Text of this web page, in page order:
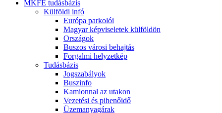
MKFE tudásbázis
Külföldi infó
Európa parkolói
Magyar képviseletek külföldön
Országok
Buszos városi behajtás
Forgalmi helyzetkép
Tudásbázis
Jogszabályok
Buszinfo
Kamionnal az utakon
Vezetési és pihenőidő
Üzemanyagárak